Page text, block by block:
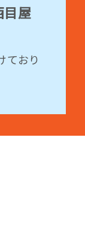
屋
ており